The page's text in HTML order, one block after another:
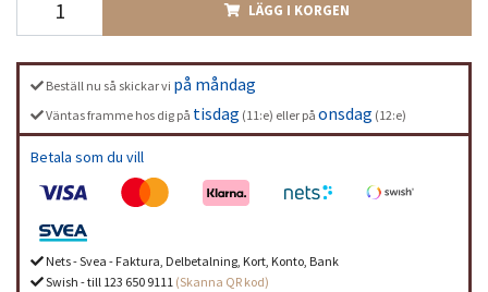
LÄGG I KORGEN
Beställ nu så skickar vi på måndag
Väntas framme hos dig på tisdag (11:e) eller på onsdag (12:e)
Betala som du vill
Nets - Svea - Faktura, Delbetalning, Kort, Konto, Bank
Swish - till 123 650 9111 (Skanna QR kod)